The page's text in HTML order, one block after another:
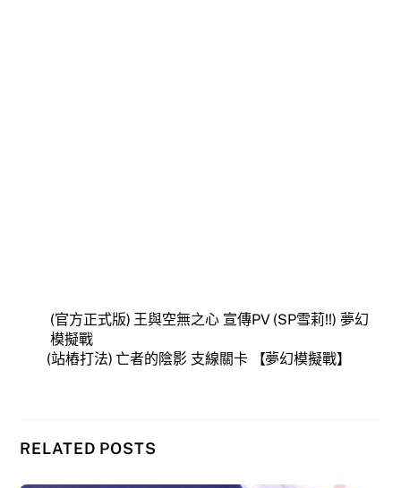
(官方正式版) 王與空無之心 宣傳PV (SP雪莉!!) 夢幻
模擬戰
(站樁打法) 亡者的陰影 支線關卡 【夢幻模擬戰】
RELATED POSTS